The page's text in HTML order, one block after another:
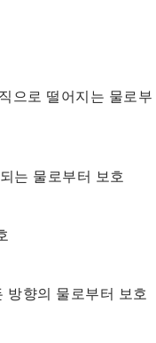
으로 떨어지는 물로부
는 물로부터 보호
향의 물로부터 보호